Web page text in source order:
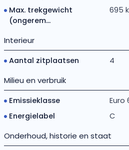
Max. trekgewicht
(ongerem...
695
Interieur
Aantal zitplaatsen 4
Milieu en verbruik
Emissieklasse
Euro
Energielabel
C
Onderhoud, historie en staat